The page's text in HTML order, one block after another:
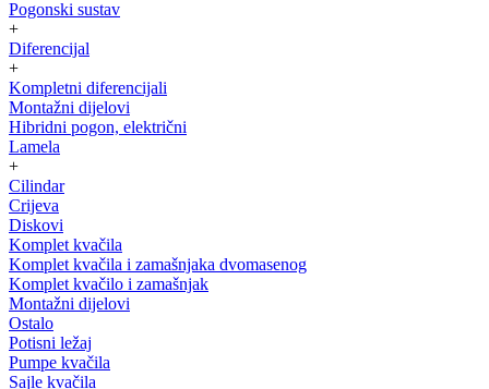
Pogonski sustav
+
Diferencijal
+
Kompletni diferencijali
Montažni dijelovi
Hibridni pogon, električni
Lamela
+
Cilindar
Crijeva
Diskovi
Komplet kvačila
Komplet kvačila i zamašnjaka dvomasenog
Komplet kvačilo i zamašnjak
Montažni dijelovi
Ostalo
Potisni ležaj
Pumpe kvačila
Sajle kvačila